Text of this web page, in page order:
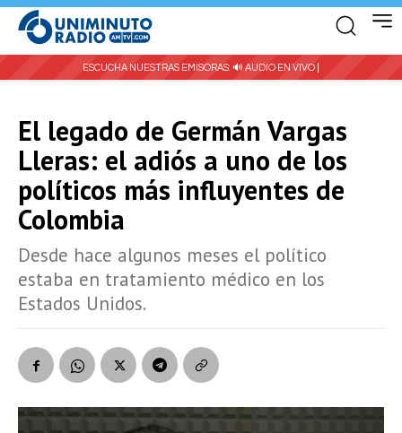
ESCUCHA NUESTRAS EMISORAS: 🔊 AUDIO EN VIVO |
El legado de Germán Vargas
Lleras: el adiós a uno de los
políticos más influyentes de
Colombia
Desde hace algunos meses el político
estaba en tratamiento médico en los
Estados Unidos.